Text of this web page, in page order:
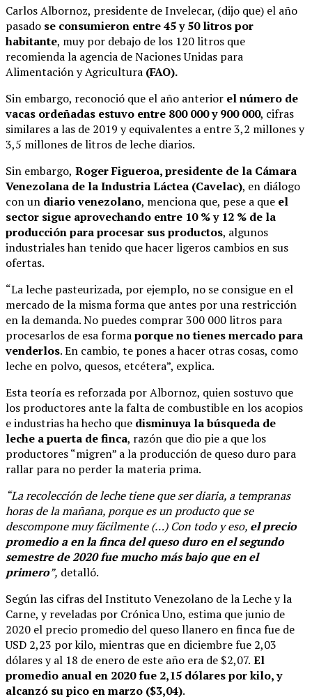
Carlos Albornoz, presidente de Invelecar, (dijo que) el año
pasado se consumieron entre 45 y 50 litros por
habitante, muy por debajo de los 120 litros que
recomienda la agencia de Naciones Unidas para
Alimentación y Agricultura (FAO).
Sin embargo, reconoció que el año anterior el número de
vacas ordeñadas estuvo entre 800 000 y 900 000, cifras
similares a las de 2019 y equivalentes a entre 3,2 millones y
3,5 millones de litros de leche diarios.
Sin embargo, Roger Figueroa, presidente de la Cámara
Venezolana de la Industria Láctea (Cavelac), en diálogo
con un diario venezolano, menciona que, pese a que el
sector sigue aprovechando entre 10 % y 12 % de la
producción para procesar sus productos, algunos
industriales han tenido que hacer ligeros cambios en sus
ofertas.
“La leche pasteurizada, por ejemplo, no se consigue en el
mercado de la misma forma que antes por una restricción
en la demanda. No puedes comprar 300 000 litros para
procesarlos de esa formaporque no tienes mercado para
venderlos. En cambio, te pones a hacer otras cosas, como
leche en polvo, quesos, etcétera”, explica.
Esta teoría es reforzada por Albornoz, quien sostuvo que
los productores ante la falta de combustible en los acopios
e industrias ha hecho que disminuya la búsqueda de
leche a puerta de finca, razón que dio pie a que los
productores “migren” a la producción de queso duro para
rallar para no perder la materia prima.
“La recolección de leche tiene que ser diaria, a tempranas
horas de la mañana, porque es un producto que se
descompone muy fácilmente (…) Con todo y eso, el precio
promedio a en la finca del queso duro en el segundo
semestre de 2020 fue mucho más bajo que en el
primero”, detalló.
Según las cifras del Instituto Venezolano de la Leche y la
Carne, y reveladas por Crónica Uno, estima que junio de
2020 el precio promedio del queso llanero en finca fue de
USD 2,23 por kilo, mientras que en diciembre fue 2,03
dólares y al 18 de enero de este año era de $2,07. El
promedio anual en 2020 fue 2,15 dólares por kilo, y
alcanzó su pico en marzo ($3,04).